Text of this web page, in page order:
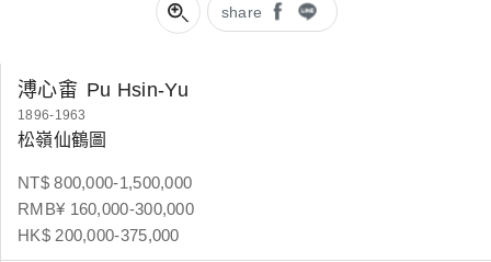
share
溥心畬 Pu Hsin-Yu
1896-1963
松嶺仙鶴圖
NT$ 800,000-1,500,000
RMB¥ 160,000-300,000
HK$ 200,000-375,000